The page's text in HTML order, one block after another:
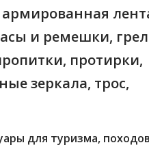
и ремешки,
протирки,
зеркала, трос,
для туризма,